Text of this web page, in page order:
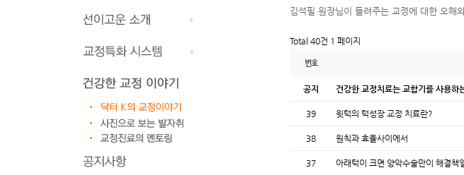
김석필 원장님이 들려주는 교정에 대한 오해
Total 40건 1 페이지
번호
공지 건강한 교정치료는 교합기를 사용하
39 윗턱의 턱성장 교정 치료란?
38 원칙과 효율사이에서
37 아래턱이 크면 양악수술만이 해결책